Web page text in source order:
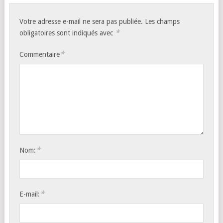
Votre adresse e-mail ne sera pas publiée. Les champs
obligatoires sont indiqués avec *
Commentaire*
Nom: *
E-mail: *